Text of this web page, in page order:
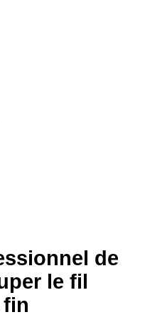
de
le fil
fin